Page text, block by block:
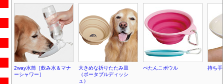
2way水筒［飲み水＆マナ
ーシャワー］
大きめな折りたたみ皿
（ポータブルディッシ
ュ）
ぺたんこボウル 持ち手